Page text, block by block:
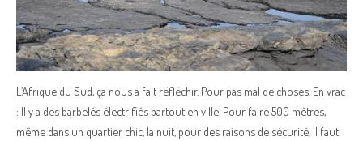
L’Afrique du Sud, ça nous a fait réfléchir. Pour pas mal de choses. En vrac
: Il y a des barbelés électrifiés partout en ville. Pour faire 500 mètres,
même dans un quartier chic, la nuit, pour des raisons de sécurité, il faut